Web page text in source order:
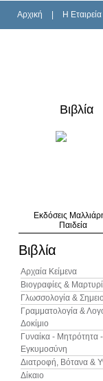
Αρχική H Εταιρεία
Βιβλία
Εκδόσεις
Παιδεία
Βιβλία
Αρχαία Κείμενα
Βιογραφίες &
Γλωσσολογία &
Γραμματολογία &
Δοκίμιο
Γυναίκα - Μητρότητα -
Εγκυμοσύνη
Διατροφή, Βότανα &
Δίκαιο